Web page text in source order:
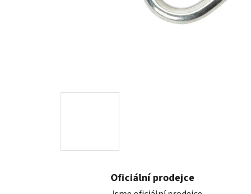
Oficiální prodejce